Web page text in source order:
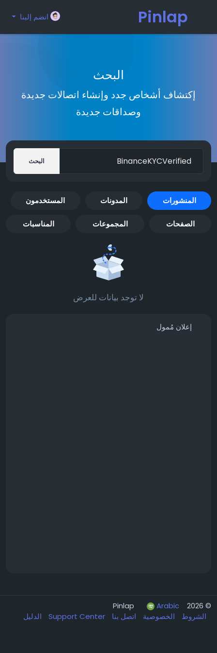
Pinlap انضم إلينا
البحث
إكتشاف أشخاص جدد وإنشاء اتصالات جديدة
وصداقات جديدة
البحث
المنشورات المدونات المستخدمون
الصفحات المجموعات المناسبات
لا توجد بيانات للعرض
إعلان مُمول
© 2026 Pinlap
Arabic
الشروط
الخصوصية اتصل بنا Support Center الدليل